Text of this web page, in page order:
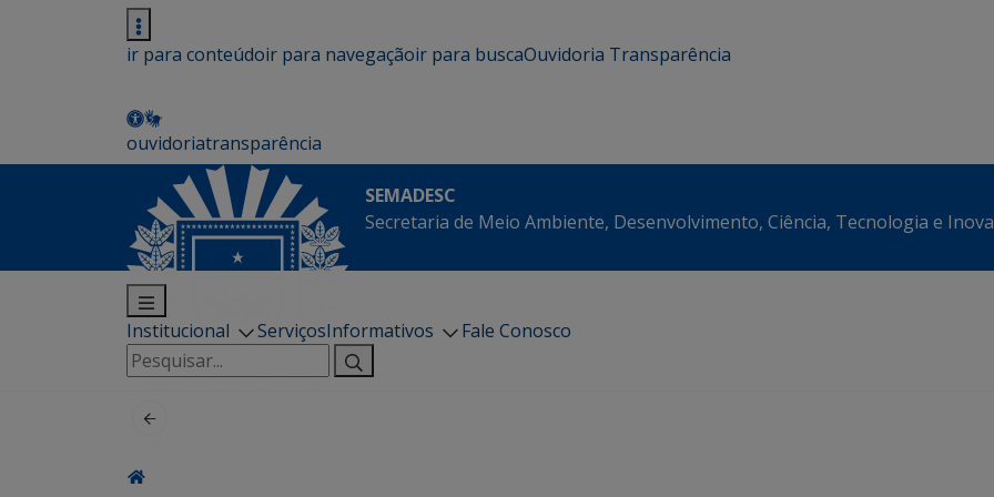
ir para conteúdoir para navegaçãoir para buscaOuvidoria Transparência
ouvidoriatransparência
SEMADESC
Secretaria de Meio Ambiente, Desenvolvimento, Ciência, Tecnologia e
Institucional ServiçosInformativos
Fale Conosco
Pesquisar
por: